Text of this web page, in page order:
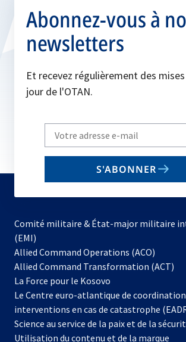
Abonnez-vous à
newsletters
Et recevez régulièrement des
jour de l'OTAN.
Write
your
email
S'ABONNER
Comité militaire & État-major militaire
(EMI)
Allied Command Operations (ACO)
dans
nouvel
onglet
Allied Command Transformation (ACT)
La Force pour le Kosovo
dans
un
nouvel
onglet
Le Centre euro-atlantique de coordination
interventions en cas de catastrophe
Science au service de la paix et de la
Utilisation du contenu et de la marque